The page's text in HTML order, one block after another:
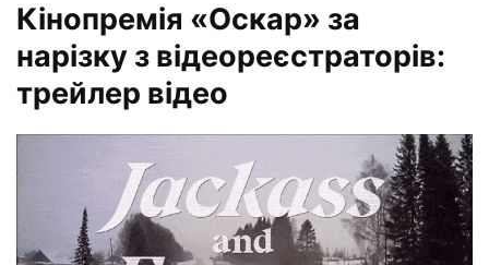
Кінопремія «Оскар» за
нарізку з відеореєстраторів:
трейлер відео